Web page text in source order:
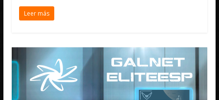
Leer más